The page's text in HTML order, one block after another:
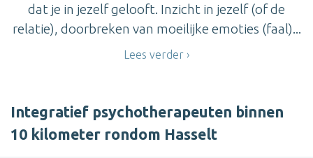
dat je in jezelf gelooft. Inzicht in jezelf (of de
relatie), doorbreken van moeilijke emoties (faal)...
Lees verder
Integratief psychotherapeuten binnen
10 kilometer rondom Hasselt